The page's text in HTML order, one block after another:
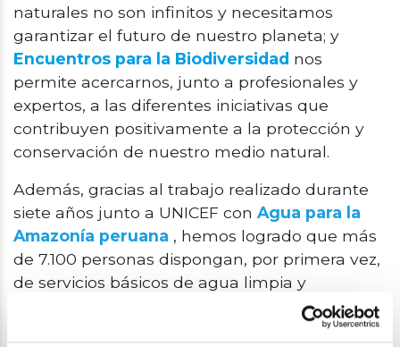
naturales no son infinitos y necesitamos
garantizar el futuro de nuestro planeta; y
Encuentros para la Biodiversidad nos
permite acercarnos, junto a profesionales y
expertos, a las diferentes iniciativas que
contribuyen positivamente a la protección y
conservación de nuestro medio natural.
Además, gracias al trabajo realizado durante
siete años junto a UNICEF con Agua para la
Amazonía peruana , hemos logrado que más
de 7.100 personas dispongan, por primera vez,
de servicios básicos de agua limpia y
saneamiento en las comunidades rurales de